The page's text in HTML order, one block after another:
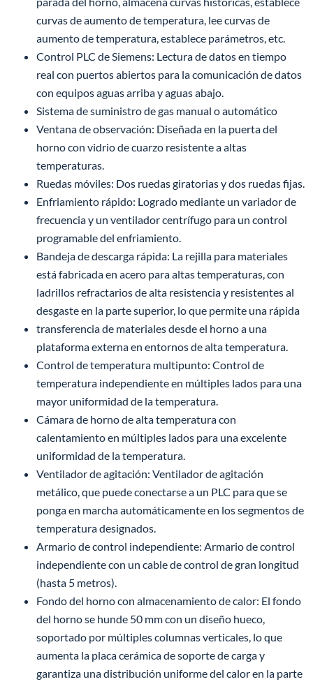
curvas de aumento de temperatura, lee curvas de
aumento de temperatura, establece parámetros, etc.
Control PLC de Siemens: Lectura de datos en tiempo
real con puertos abiertos para la comunicación de datos
con equipos aguas arriba y aguas abajo.
Sistema de suministro de gas manual o automático
Ventana de observación: Diseñada en la puerta del
horno con vidrio de cuarzo resistente a altas
temperaturas.
Ruedas móviles: Dos ruedas giratorias y dos ruedas fijas.
Enfriamiento rápido: Logrado mediante un variador de
frecuencia y un ventilador centrífugo para un control
programable del enfriamiento.
Bandeja de descarga rápida: La rejilla para materiales
está fabricada en acero para altas temperaturas, con
ladrillos refractarios de alta resistencia y resistentes al
desgaste en la parte superior, lo que permite una rápida
transferencia de materiales desde el horno a una
plataforma externa en entornos de alta temperatura.
Control de temperatura multipunto: Control de
temperatura independiente en múltiples lados para una
mayor uniformidad de la temperatura.
Cámara de horno de alta temperatura con
calentamiento en múltiples lados para una excelente
uniformidad de la temperatura.
Ventilador de agitación: Ventilador de agitación
metálico, que puede conectarse a un PLC para que se
ponga en marcha automáticamente en los segmentos de
temperatura designados.
Armario de control independiente: Armario de control
independiente con un cable de control de gran longitud
(hasta 5 metros).
Fondo del horno con almacenamiento de calor: El fondo
del horno se hunde 50 mm con un diseño hueco,
soportado por múltiples columnas verticales, lo que
aumenta la placa cerámica de soporte de carga y
garantiza una distribución uniforme del calor en la parte